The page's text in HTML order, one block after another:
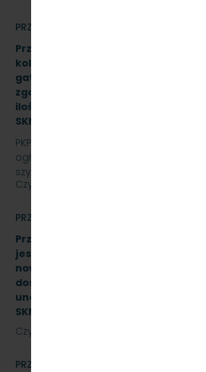
PRZETARGI
Przetarg nieograniczony na zakup i
kolejowych 49E1 o jednostkowej
gatunek stali R260, odmiana ”S”,
zgodnie z normą PN-EN 13674-1
ilości (37,043Ton) – 25 sztuk, znak:
SKMMU.086.54.22.
PKP SZYBKA KOLEJ MIEJSKA W
ogłasza przetarg nieograniczony na
szyn kolejowych 49E1 o jednostkowej
Czytaj dalej
PRZETARGI
Przetarg nieograniczony, którego
jest dostawa 10 wieloczłonowych
nowych elektrycznych zespołów
dostawą sprzętu przeznaczonego do
unowocześnienia zaplecza
SKMMU.086.26.22
Czytaj dalej
PRZETARGI